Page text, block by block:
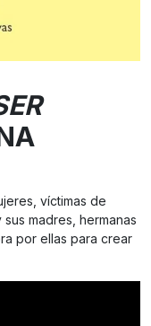
víctimas de
madres, hermanas
por ellas para crear